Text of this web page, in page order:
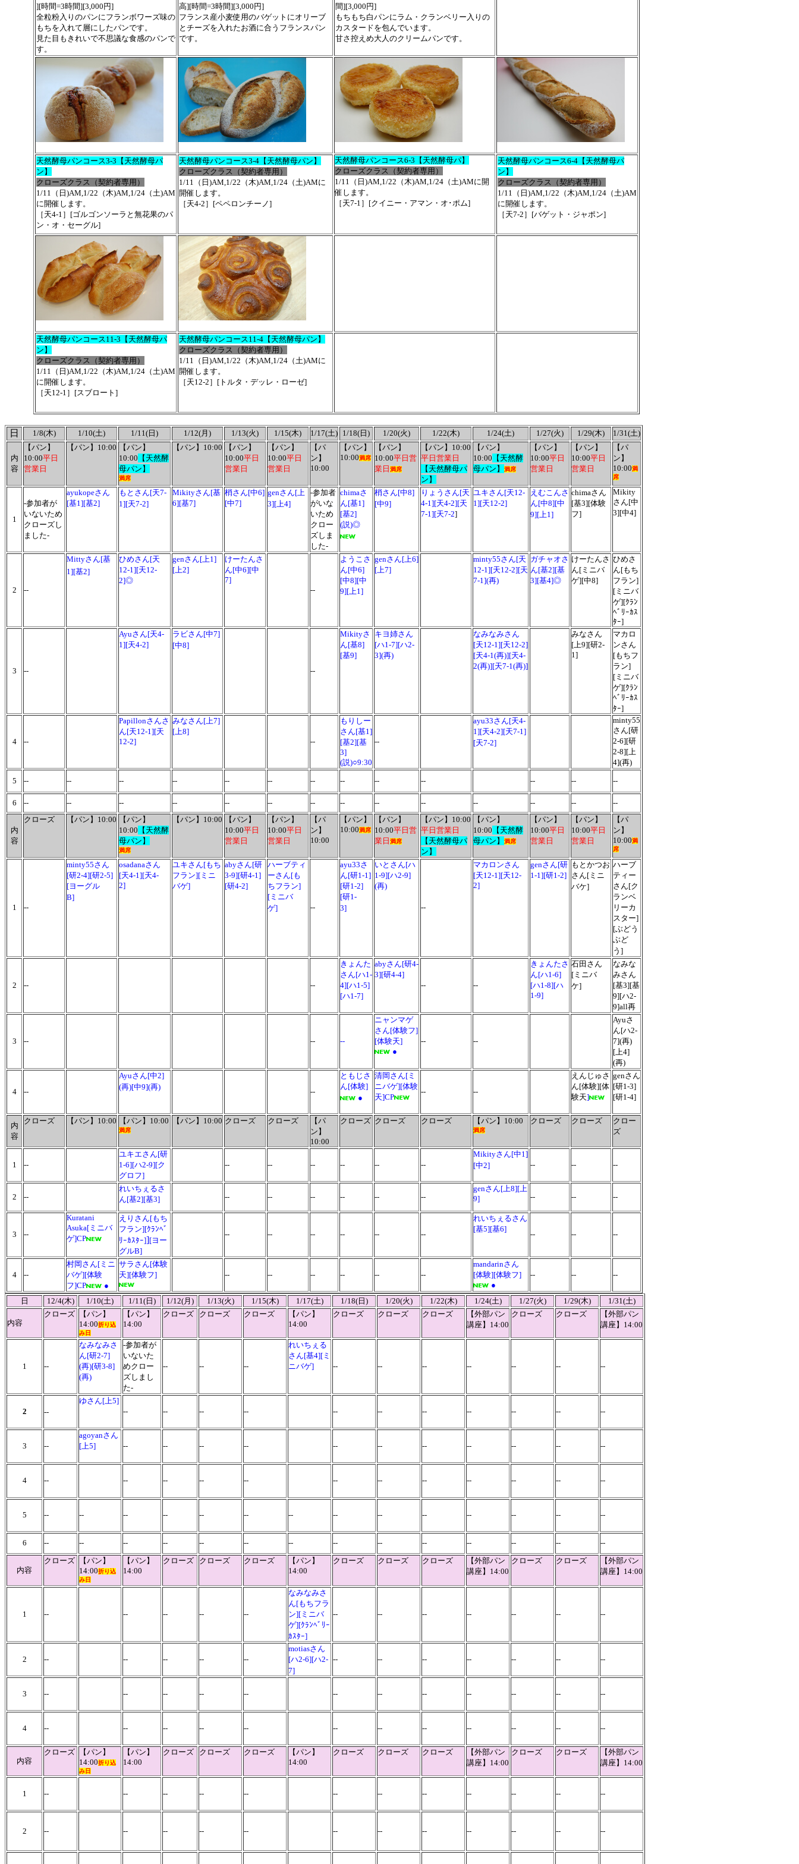
][時間=3時間][3,000円]
全粒粉入りのパンにフランボワーズ味の
もちを入れて層にしたパンです。
見た目もきれいで不思議な食感のパンで
す。
高][時間=3時間][3,000円]
フランス産小麦使用のバゲットにオリーブ
とチーズを入れたお酒に合うフランスパン
です。
間][3,000円]
もちもち白パンにラム・クランベリー入りの
カスタードを包んでいます。
甘さ控えめ大人のクリームパンです。
天然酵母パンコース3-3【天然酵母パ
ン】
クローズクラス（契約者専用）
1/11（日)AM,1/22（木)AM,1/24（土)AM
に開催します。
［天4-1］[ゴルゴンソーラと無花果のパ
ン・オ・セーグル]
天然酵母パンコース3-4【天然酵母パン】
クローズクラス（契約者専用）
1/11（日)AM,1/22（木)AM,1/24（土)AMに
開催します。
［天4-2］[ペペロンチーノ]
天然酵母パンコース6-3【天然酵母パ】
クローズクラス（契約者専用）
1/11（日)AM,1/22（木)AM,1/24（土)AMに開
催します。
［天7-1］[クイニー・アマン・オ･ポム]
天然酵母パンコース6-4【天然酵母パ
ン】
クローズクラス（契約者専用）
1/11（日)AM,1/22（木)AM,1/24（土)AM
に開催します。
［天7-2］[バゲット・ジャポン]
天然酵母パンコース11-3【天然酵母パ
ン】
クローズクラス（契約者専用）
1/11（日)AM,1/22（木)AM,1/24（土)AM
に開催します。
［天12-1］[スブロート]
天然酵母パンコース11-4【天然酵母パン】
クローズクラス（契約者専用）
1/11（日)AM,1/22（木)AM,1/24（土)AMに
開催します。
［天12-2］[トルタ・デッレ・ローゼ]
日 1/8(木) 1/10(土) 1/11(日) 1/12(月) 1/13(火) 1/15(木) 1/17(土) 1/18(日) 1/20(火) 1/22(木) 1/24(土) 1/27(火) 1/29(木) 1/31(土)
内
容
【パン】
10:00平日
営業日
【パン】10:00
【パン】
10:00 【天然酵
母パン】
満席
【パン】10:00
【パン】
10:00平日
営業日
【パン】
10:00平日
営業日
【パ
ン】
10:00
【パン】
10:00満席
【パン】
10:00平日営
業日 満席
【パン】10:00
平日営業日
【天然酵母パ
ン】
【パン】
10:00 【天然酵
母パン】
満席
【パン】
10:00平日
営業日
【パン】
10:00平日
営業日
【パ
ン】
10:00満
席
1
-参加者が
いないため
クローズし
ました-
ayukopeさん
[基1][基2]
もとさん[天7-
1][天7-2]
Mikityさん[基
6][基7]
梢さん[中6]
[中7]
genさん[上
3][上4]
-参加者
がいな
いため
クロー
ズしま
した-
chimaさ
ん[基1]
[基2]
(説)◎
梢さん[中8]
[中9]
りょうさん[天
4-1][天4-2][天
7-1][天7-2]
ユキさん[天12-
1][天12-2]
えむこんさ
ん[中8][中
9][上1]
chimaさん
[基3][体験
フ]
Mikity
さん[中
3][中4]
2 --
Mittyさん[基
1][基2]
ひめさん[天
12-1][天12-
2]◎
genさん[上1]
[上2]
けーたんさ
ん[中6][中
7]
--
ようこさ
ん[中6]
[中8][中
9][上1]
genさん[上6]
[上7]
minty55さん[天
12-1][天12-2][天
7-1](再)
ガチャオさ
ん[基2][基
3][基4]◎
けーたんさ
ん[ ミニバ
ゲ][中8]
ひめさ
ん[もち
フラン]
[ミニバ
ゲ][ｸﾗﾝ
ﾍﾞﾘｰｶｽ
ﾀｰ]
3 --
Ayuさん[天4-
1][天4-2]
ラビさん[中7]
[中8]
--
Mikityさ
ん[基8]
[基9]
キヨ姉さん
[ハ1-7][ハ2-
3](再)
なみなみさん
[天12-1][天12-2]
[天4-1(再)][天4-
2(再)][天7-1(再)]
みなさん
[上9][研2-
1]
マカロ
ンさん
[もちフ
ラン]
[ミニバ
ゲ][ｸﾗﾝ
ﾍﾞﾘｰｶｽ
ﾀｰ]
4 --
Papillonさんさ
ん[天12-1][天
12-2]
みなさん[上7]
[上8]
--
もりしー
さん[基1]
[基2][基
3]
(説)○9:30
--
ayu33さん[天4-
1][天4-2][天7-1]
[天7-2]
minty55
さん[研
2-6][研
2-8][上
4](再)
5 -- -- -- -- -- -- -- -- -- -- -- -- --
6 -- -- -- -- -- -- -- -- -- -- -- -- -- --
内
容
クローズ 【パン】10:00
【パン】
10:00 【天然酵
母パン】
満席
【パン】10:00
【パン】
10:00平日
営業日
【パン】
10:00平日
営業日
【パ
ン】
10:00
【パン】
10:00満席
【パン】
10:00平日営
業日 満席
【パン】10:00
平日営業日
【天然酵母パ
ン】
【パン】
10:00 【天然酵
母パン】
満席
【パン】
10:00平日
営業日
【パン】
10:00平日
営業日
【パ
ン】
10:00満
席
1 --
minty55さん
[研2-4][研2-5]
[ヨーグル
B]
osadanaさん
[天4-1][天4-
2]
ユキさん[もち
フラン][ミニ
バゲ]
abyさん[研
3-9][研4-1]
[研4-2]
ハーブティ
ーさん[も
ちフラン]
[ミニバ
ゲ] --
ayu33さ
ん[研1-1]
[研1-2]
[研1-
3]
いとさん[ハ
1-9][ハ2-9]
(再)
--
マカロンさん
[天12-1][天12-
2]
genさん[研
1-1][研1-2]
もとかつお
さん[ミニ
バケ]
ハーブ
ティー
さん[ク
ランベ
リーカ
スター]
[ぶどう
ぶど
う]
2 -- --
きょんた
さん[ハ1-
4][ハ1-5]
[ハ1-7]
abyさん[研4-
3][研4-4]
--
--
きょんたさ
ん[ハ1-6]
[ハ1-8][ハ
1-9]
石田さん
[ミニバ
ケ]
なみな
みさん
[基3][基
9][ハ2-
9]all再
3 -- -- --
ニャンマゲ
さん[体験フ]
[体験天]
●
-- --
Ayuさ
ん[ハ2-
7](再)
[上4]
(再)
4 --
Ayuさん[中2]
(再)[中9](再)
--
ともじさ
ん[体験]
●
清岡さん[ミ
ニバゲ][体験
天]CP
-- --
えんじゅさ
ん[体験][体
験天]
genさん
[研1-3]
[研1-4]
内
容
クローズ 【パン】10:00 【パン】10:00
満席
【パン】10:00 クローズ クローズ
【パ
ン】
10:00
クローズ クローズ クローズ 【パン】10:00
満席
クローズ クローズ
クロー
ズ
1 --
ユキエさん[研
1-6][ハ2-9][ク
グロフ]
-- -- -- -- -- --
Mikityさん[中1]
[中2]
-- -- --
2 --
れいちぇるさ
ん[基2][基3]
-- -- -- -- -- --
genさん[上8][上
9]
-- -- --
3 --
Kuratani
Asuka[ミニバ
ゲ]CP
えりさん[もち
フラン][ｸﾗﾝﾍﾞ
ﾘｰｶｽﾀｰ]][ヨー
グルB]
-- -- -- -- -- --
れいちぇるさん
[基5][基6]
-- -- --
4 --
村岡さん[ミニ
バゲ][体験
フ]CP ●
サラさん[体験
天][体験フ] -- -- -- -- -- --
mandarinさん
[体験][体験フ]
●
-- -- --
日 12/4(木) 1/10(土) 1/11(日) 1/12(月) 1/13(火) 1/15(木) 1/17(土) 1/18(日) 1/20(火) 1/22(木) 1/24(土) 1/27(火) 1/29(木) 1/31(土)
内容
クローズ
【パン】
14:00折り込
み日
【パン】
14:00
クローズ クローズ クローズ
【パン】
14:00
クローズ クローズ クローズ
【外部パン
講座】14:00
クローズ クローズ
【外部パン
講座】14:00
1 --
なみなみさ
ん[研2-7]
(再)[研3-8]
(再)
-参加者が
いないた
めクロー
ズしまし
た-
-- -- --
れいちぇる
さん[基4][ミ
ニバゲ]
-- -- -- -- -- -- --
2 --
ゆさん[上5]
--
-- -- -- -- -- -- -- -- -- --
3 --
agoyanさん
[上5]
-- -- -- -- -- -- -- -- -- -- --
4 -- -- -- -- -- -- -- -- -- -- -- --
5 -- -- -- -- -- -- -- -- -- -- -- -- -- --
6 -- -- -- -- -- -- -- -- -- -- -- -- -- --
内容
クローズ
【パン】
14:00折り込
み日
【パン】
14:00
クローズ クローズ クローズ
【パン】
14:00
クローズ クローズ クローズ
【外部パン
講座】14:00
クローズ クローズ
【外部パン
講座】14:00
1 -- -- -- -- --
なみなみさ
ん[もちフラ
ン][ミニバ
ゲ][ｸﾗﾝﾍﾞﾘｰ
ｶｽﾀｰ]
-- -- -- -- -- -- --
2 -- -- -- -- --
motiasさん
[ハ2-6][ハ2-
7]
-- -- -- -- -- -- --
3 -- -- -- -- -- -- -- -- -- -- -- --
4 -- -- -- -- -- -- -- -- -- -- -- --
内容
クローズ
【パン】
14:00折り込
み日
【パン】
14:00
クローズ クローズ クローズ
【パン】
14:00
クローズ クローズ クローズ
【外部パン
講座】14:00
クローズ クローズ
【外部パン
講座】14:00
1 -- -- -- -- -- -- -- -- -- -- -- --
2 -- -- -- -- -- -- -- -- -- -- -- --